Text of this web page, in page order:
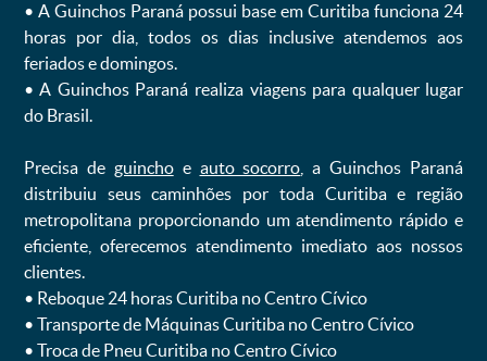
ㅤㅤ• A Guinchos Paraná possui base em Curitiba funciona 24
horas por dia, todos os dias inclusive atendemos aos
feriados e domingos.
ㅤㅤ• A Guinchos Paraná realiza viagens para qualquer lugar
do Brasil.
Precisa de guinchoe auto socorro , a Guinchos Paraná
distribuiu seus caminhões por toda Curitiba e região
metropolitana proporcionando um atendimento rápido e
eficiente, oferecemos atendimento imediato aos nossos
clientes.
ㅤㅤ• Reboque 24 horas Curitiba no Centro Cívico
ㅤㅤ• Transporte de Máquinas Curitiba no Centro Cívico
ㅤㅤ• Troca de Pneu Curitiba no Centro Cívico